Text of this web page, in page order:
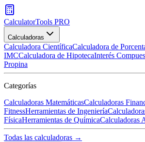
CalculatorTools PRO
Calculadoras
Calculadora CientíficaCalculadora de
IMCCalculadora de HipotecaInterés
Propina
Categorías
Calculadoras MatemáticasCalculadoras
FitnessHerramientas de Ingeniería
FísicaHerramientas de QuímicaCalculadoras
Todas las calculadoras →